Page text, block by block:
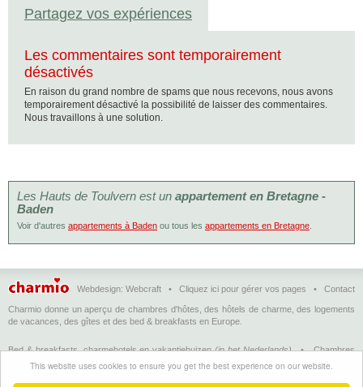
This website uses cookies to ensure you get the best experience on our website.
Partagez vos expériences
Les commentaires sont temporairement
désactivés
En raison du grand nombre de spams que nous recevons, nous avons
temporairement désactivé la possibilité de laisser des commentaires.
Nous travaillons à une solution.
Les Hauts de Toulvern est un appartement en Bretagne -
Baden
Voir d'autres appartements à Baden ou tous les appartements en Bretagne
Webdesign: Webcraft • Cliquez ici pour gérer vos pages • Contact
Charmio donne un aperçu de chambres d'hôtes, des hôtels de charme, des logements
de vacances, des gîtes et des bed & breakfasts en Europe.
Bed & breakfasts, charmehotels en vakantiehuizen (in het Nederlands)•Chambres
d'hôtes, hôtels de charme et logements de vacances
(en français) •
breakfasts, charming hotels and holiday accommodations